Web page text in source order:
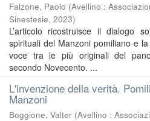
Falzone, Paolo (Avellino :
Sinestesie, 2023)
L’articolo ricostruisce il dialogo
spirituali del Manzoni pomiliano e
voce tra le più originali del
secondo Novecento. ...
L'invenzione della verità.
Manzoni
Boggione, Valter (Avellino :